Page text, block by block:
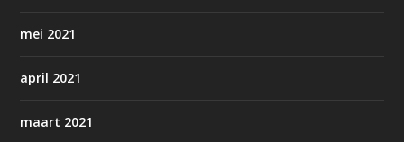
mei 2021
april 2021
maart 2021